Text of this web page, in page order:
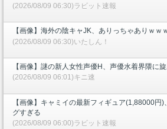
(2026/08/09 06:30)ラビット速報
【画像】海外の陰キャJK、ありっちゃありｗｗ
(2026/08/09 06:30)いたしん！
【画像】謎の新人女性声優H、声優水着界隈に
(2026/08/09 06:01)キニ速
【画像】キャミイの最新フィギュア(1,88000円
グすぎる
(2026/08/09 06:00)ラビット速報